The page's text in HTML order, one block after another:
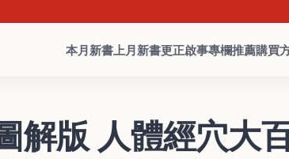
本月新書 上月新書更正啟事專欄推薦購買
解版 人體經穴大